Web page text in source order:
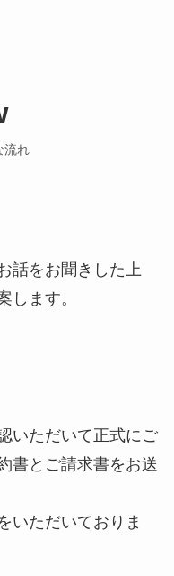
流れ
話をお聞きした上
します。
いただいて正式にご
書とご請求書をお送
いただいておりま